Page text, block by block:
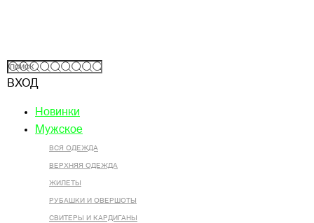
ВХОД
Новинки
Мужское
ВСЯ ОДЕЖДА
ВЕРХНЯЯ ОДЕЖДА
ЖИЛЕТЫ
РУБАШКИ И ОВЕРШОТЫ
СВИТЕРЫ И КАРДИГАНЫ